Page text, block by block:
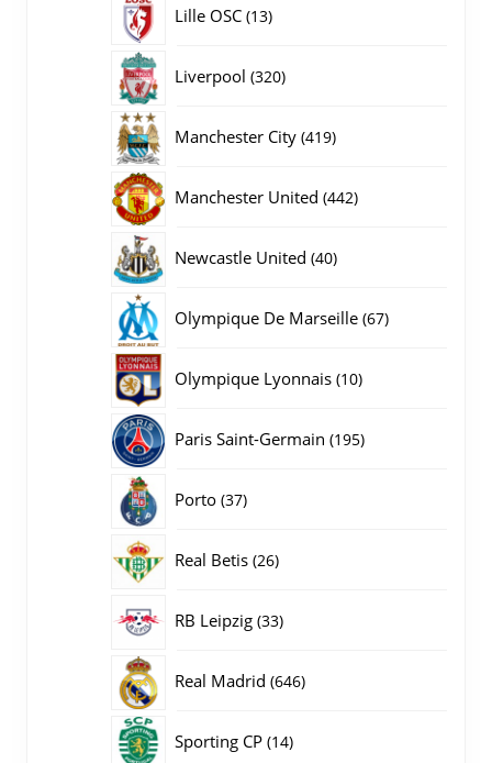
Lille OSC 1313
Liverpool 320320
Manchester City 419419
Manchester United 442442
Newcastle United 4040
Olympique De Marseille 6767
Olympique Lyonnais 1010
Paris Saint-Germain 195195
Porto 3737
Real Betis 2626
RB Leipzig 3333
Real Madrid 646646
Sporting CP 1414